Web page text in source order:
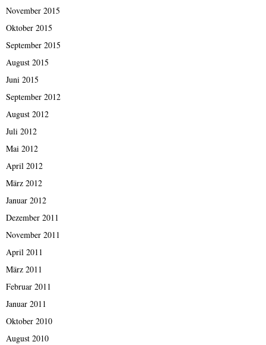
November 2015
Oktober 2015
September 2015
August 2015
Juni 2015
September 2012
August 2012
Juli 2012
Mai 2012
April 2012
März 2012
Januar 2012
Dezember 2011
November 2011
April 2011
März 2011
Februar 2011
Januar 2011
Oktober 2010
August 2010